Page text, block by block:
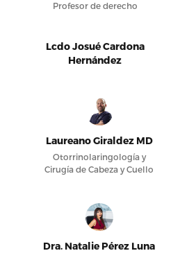
Profesor de derecho
Lcdo Josué Cardona
Hernández
Laureano Giraldez MD
Otorrinolaringología y
Cirugía de Cabeza y Cuello
Dra. Natalie Pérez Luna